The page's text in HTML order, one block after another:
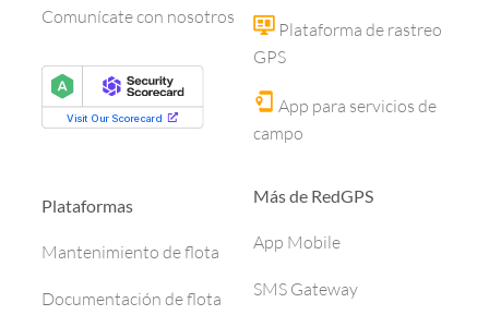
Comunícate con nosotros
Plataformas
Mantenimiento de flota
Documentación de flota
Plataforma de rastreo
GPS
App para servicios de
campo
Más de RedGPS
App Mobile
SMS Gateway